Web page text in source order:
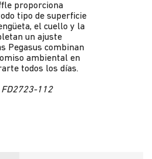
proporciona
tipo de superficie
el cuello y la
un ajuste
Pegasus combinan
ambiental en
todos los días.
FD2723-112